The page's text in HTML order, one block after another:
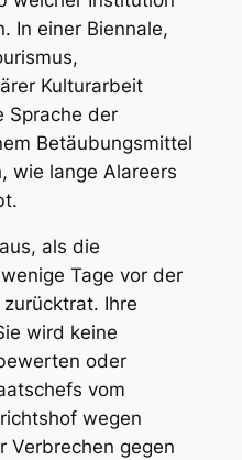
In einer Biennale,
Kulturarbeit
Sprache der
Betäubungsmittel
wie lange Alareers
als die
Tage vor der
Ihre
wird keine
oder
vom
wegen
Verbrechen gegen